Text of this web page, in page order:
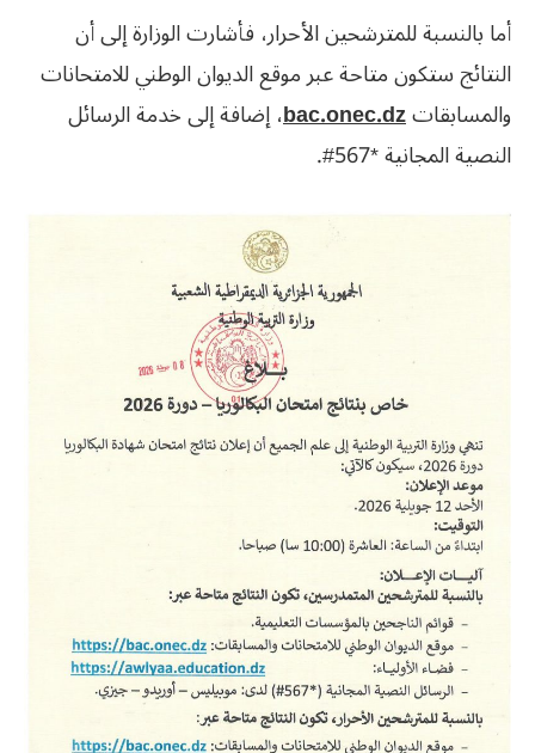
أما بالنسبة للمترشحين الأحرار، فأشارت الوزارة إلى أن
النتائج ستكون متاحة عبر موقع الديوان الوطني للامتحانات
والمسابقاتbac.onec.dz، إضافة إلى خدمة الرسائل
النصية المجانية *567#.